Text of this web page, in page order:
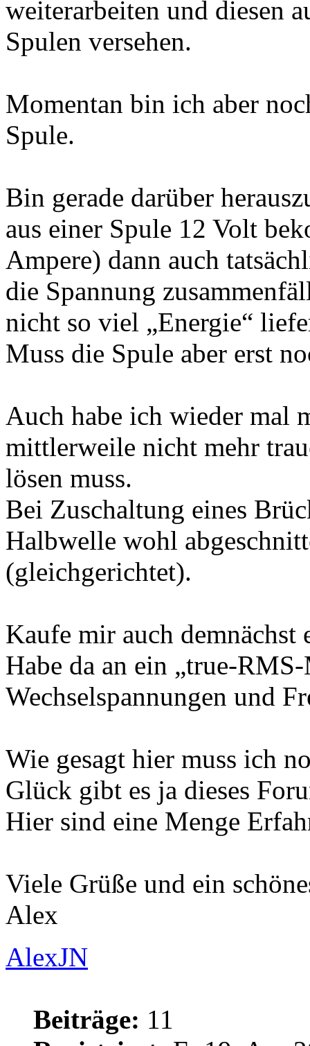
weiterarbeiten und diesen
Spulen versehen.
Momentan bin ich aber
Spule.
Bin gerade darüber
aus einer Spule 12 Volt
Ampere) dann auch
die Spannung
nicht so viel „Energie“
Muss die Spule aber erst
Auch habe ich wieder mal
mittlerweile nicht mehr
lösen muss.
Bei Zuschaltung eines
Halbwelle wohl
(gleichgerichtet).
Kaufe mir auch demnächst
Habe da an ein „true-
Wechselspannungen und
Wie gesagt hier muss ich
Glück gibt es ja dieses
Hier sind eine Menge
Viele Grüße und ein
Alex
AlexJN
Beiträge: 11